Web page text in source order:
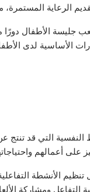
الرعاية
جليسة الأطفال دورًا
الأساسية لدى
التي قد تنتج
على أعمالهم
تنظيم الأنشطة
التفاعل ومشاركة